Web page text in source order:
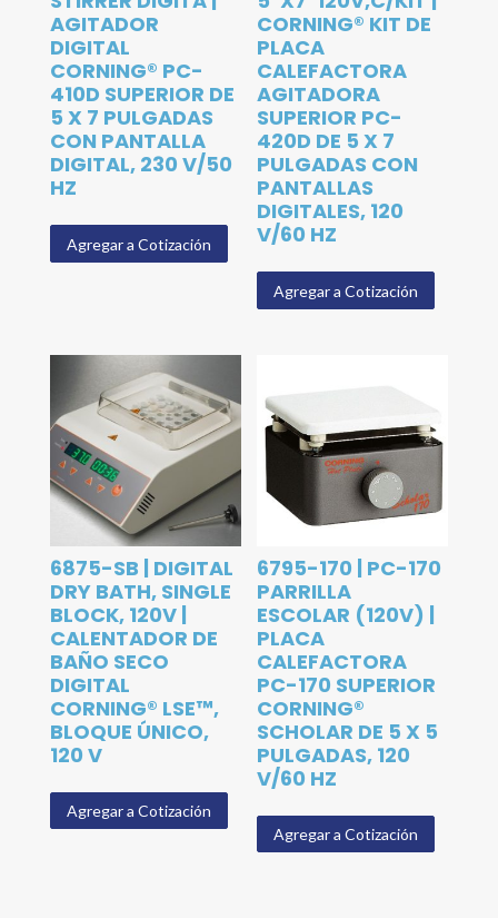
AGITADOR
DIGITAL
CORNING® PC-
410D SUPERIOR DE
5 X 7 PULGADAS
CON PANTALLA
DIGITAL, 230 V/50
HZ
Agregar a Cotización
CORNING® KIT DE
PLACA
CALEFACTORA
AGITADORA
SUPERIOR PC-
420D DE 5 X 7
PULGADAS CON
PANTALLAS
DIGITALES, 120
V/60 HZ
Agregar a Cotización
6875-SB | DIGITAL
DRY BATH, SINGLE
BLOCK, 120V |
CALENTADOR DE
BAÑO SECO
DIGITAL
CORNING® LSE™,
BLOQUE ÚNICO,
120 V
Agregar a Cotización
6795-170 | PC-170
PARRILLA
ESCOLAR (120V) |
PLACA
CALEFACTORA
PC-170 SUPERIOR
CORNING®
SCHOLAR DE 5 X 5
PULGADAS, 120
V/60 HZ
Agregar a Cotización